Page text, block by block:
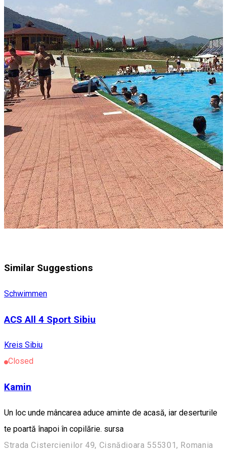
Similar Suggestions
Schwimmen
ACS All 4 Sport Sibiu
Kreis Sibiu
Closed
Kamin
Un loc unde mâncarea aduce aminte de acasă, iar deserturile
te poartă înapoi în copilărie. sursa
Strada Cistercienilor 49, Cisnădioara 555301, Romania